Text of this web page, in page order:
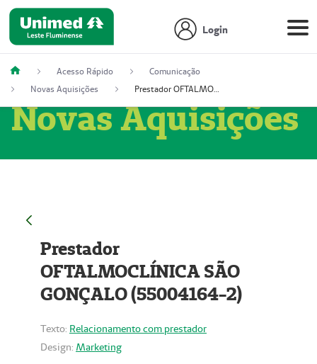
Login
Acesso Rápido
Comunicação
Novas Aquisições
Prestador OFTALMOCLÍNICA SÃO GONÇALO (55004164-2)
Novas Aquisições
Prestador
OFTALMOCLÍNICA SÃO
GONÇALO (55004164-2)
Texto: Relacionamento com prestador
Design: Marketing